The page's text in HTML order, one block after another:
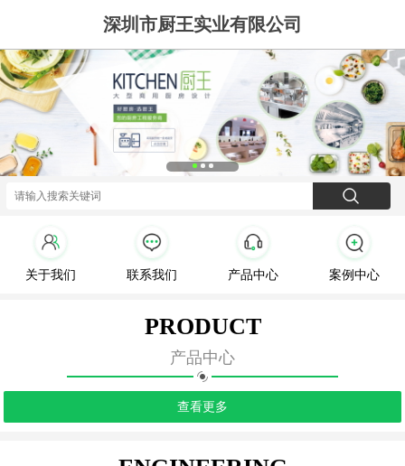
深圳市厨王实业有限公司
关于我们 联系我们 产品中心 案例中心
PRODUCT
产品中心
查看更多